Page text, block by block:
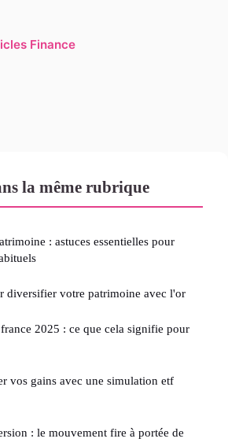
Finance
la même rubrique
: astuces essentielles pour
diversifier votre patrimoine avec l'or
2025 : ce que cela signifie pour
vos gains avec une simulation etf
: le mouvement fire à portée de